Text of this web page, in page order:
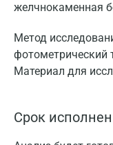
желчнокаменная
Метод
фотометрический
Материал для
Срок